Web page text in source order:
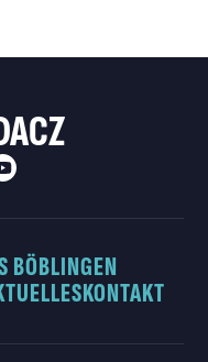
BÖBLINGEN
KONTAKT